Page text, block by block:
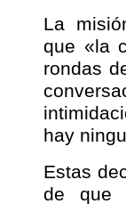
La
que «la
rondas
hay
Estas
de que